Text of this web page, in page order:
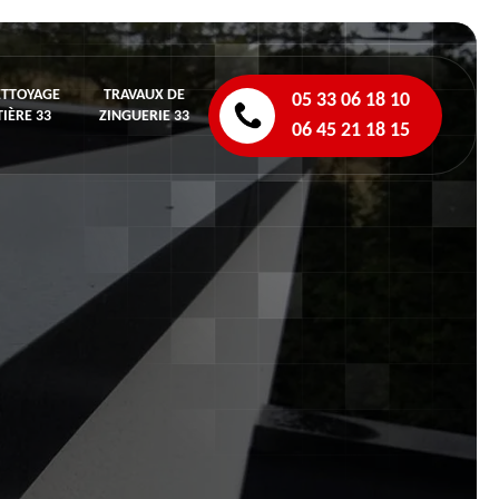
33
TRAVAUX DE
ZINGUERIE 33
05 33 06 18 10
06 45 21 18 15